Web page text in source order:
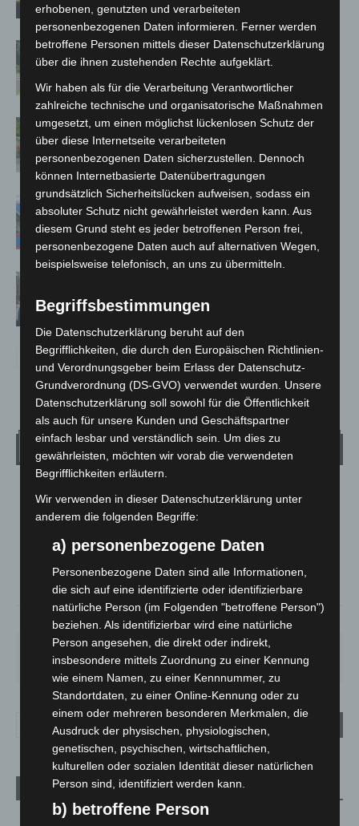
Brand im „Haus der Begegnung“ in
Neuwarmbüchen schnell eingedämmt
Region Hannover: 21 neue
Notfallsanitäter starten beim Roten
Kreuz
Mann läuft mit Hockeyschläger über
A7 – Polizei sucht Zeugen
auf Baustelle
Wetter
LANGENHAGEN
Bedeckt
19.1°C 19.5
17.7°
64% 1.6m/s 100%
FR.
19°
SA.
27 °
SO.
33°
MO.
28° 22
Aktuelle Beiträge
Niedersachsen: Feuerwehrkräfte kehren nach
erhobenen, genutzten und verarbeiteten
personenbezogenen Daten informieren. Ferner werden
betroffene Personen mittels dieser Datenschutzerklärung
über die ihnen zustehenden Rechte aufgeklärt.
Wir haben als für die Verarbeitung Verantwortlicher
zahlreiche technische und organisatorische Maßnahmen
umgesetzt, um einen möglichst lückenlosen Schutz der
über diese Internetseite verarbeiteten
personenbezogenen Daten sicherzustellen. Dennoch
können Internetbasierte Datenübertragungen
grundsätzlich Sicherheitslücken aufweisen, sodass ein
absoluter Schutz nicht gewährleistet werden kann. Aus
diesem Grund steht es jeder betroffenen Person frei,
personenbezogene Daten auch auf alternativen Wegen,
beispielsweise telefonisch, an uns zu übermitteln.
Begriffsbestimmungen
Die Datenschutzerklärung beruht auf den
Begrifflichkeiten, die durch den Europäischen Richtlinien-
und Verordnungsgeber beim Erlass der Datenschutz-
Grundverordnung (DS-GVO) verwendet wurden. Unsere
Datenschutzerklärung soll sowohl für die Öffentlichkeit
als auch für unsere Kunden und Geschäftspartner
einfach lesbar und verständlich sein. Um dies zu
gewährleisten, möchten wir vorab die verwendeten
Begrifflichkeiten erläutern.
Wir verwenden in dieser Datenschutzerklärung unter
anderem die folgenden Begriffe:
a) personenbezogene Daten
Personenbezogene Daten sind alle Informationen,
die sich auf eine identifizierte oder identifizierbare
natürliche Person (im Folgenden "betroffene Person")
beziehen. Als identifizierbar wird eine natürliche
Person angesehen, die direkt oder indirekt,
insbesondere mittels Zuordnung zu einer Kennung
wie einem Namen, zu einer Kennnummer, zu
Standortdaten, zu einer Online-Kennung oder zu
einem oder mehreren besonderen Merkmalen, die
Ausdruck der physischen, physiologischen,
genetischen, psychischen, wirtschaftlichen,
kulturellen oder sozialen Identität dieser natürlichen
Person sind, identifiziert werden kann.
b) betroffene Person